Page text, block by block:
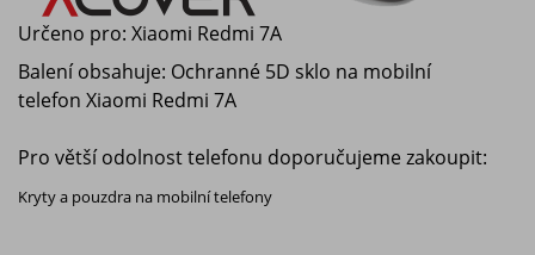
Určeno pro: Xiaomi Redmi 7A
Balení obsahuje: Ochranné 5D sklo na mobilní
telefon Xiaomi Redmi 7A
Pro větší odolnost telefonu doporučujeme zakoupit:
Kryty a pouzdra na mobilní telefony